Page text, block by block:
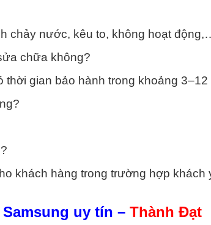
chảy nước, kêu to, không hoạt
chữa không?
thời gian bảo hành trong khoảng 3–12
khách hàng trong trường hợp khách
uy tín – Thành Đạt